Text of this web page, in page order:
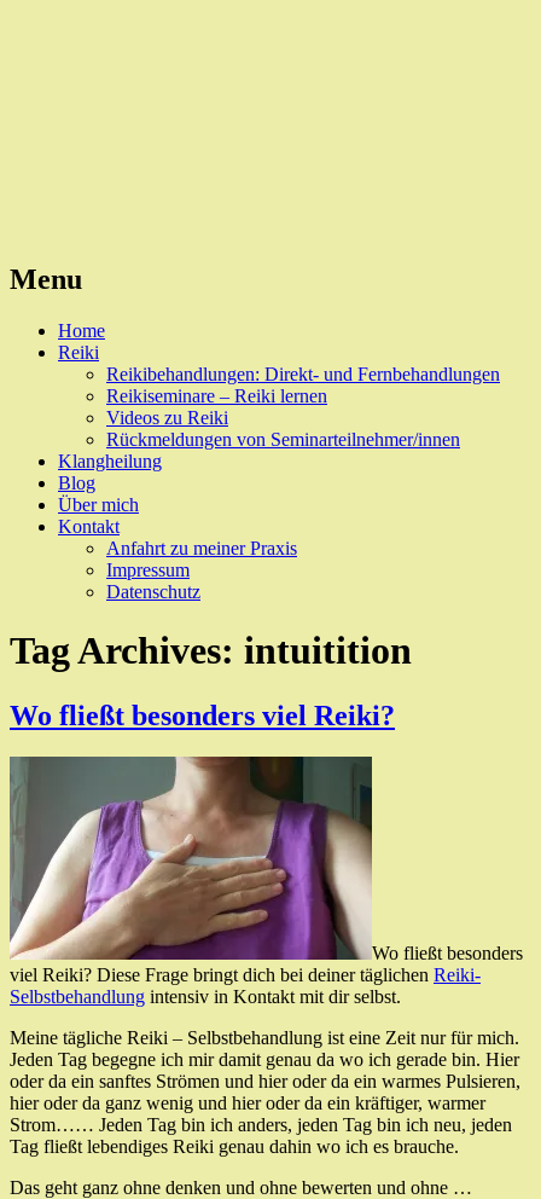
Menu
Skip
Home
Reiki
Reikibehandlungen: Direkt- und Fernbehandlungen
Reikiseminare – Reiki lernen
Videos zu Reiki
Rückmeldungen von Seminarteilnehmer/innen
Klangheilung
Blog
Über mich
Kontakt
Anfahrt zu meiner Praxis
Impressum
Datenschutz
Tag Archives: intuitition
Wo fließt besonders viel Reiki?
Wo fließt besonders
viel Reiki? Diese Frage bringt dich bei deiner täglichen Reiki-
Selbstbehandlung intensiv in Kontakt mit dir selbst.
Meine tägliche Reiki – Selbstbehandlung ist eine Zeit nur für mich.
Jeden Tag begegne ich mir damit genau da wo ich gerade bin. Hier
oder da ein sanftes Strömen und hier oder da ein warmes Pulsieren,
hier oder da ganz wenig und hier oder da ein kräftiger, warmer
Strom…… Jeden Tag bin ich anders, jeden Tag bin ich neu, jeden
Tag fließt lebendiges Reiki genau dahin wo ich es brauche.
Das geht ganz ohne denken und ohne bewerten und ohne …